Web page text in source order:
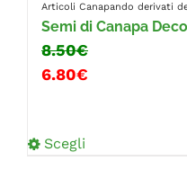
Articoli Canapando derivati
Semi di Canapa
8.50€
6.80€
Scegli